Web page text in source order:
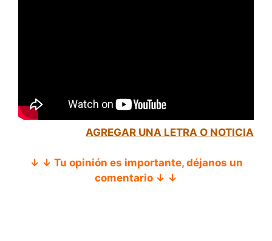
AGREGAR UNA LETRA O NOTICIA
↓ ↓ Tu opinión es importante, déjanos un
comentario ↓ ↓